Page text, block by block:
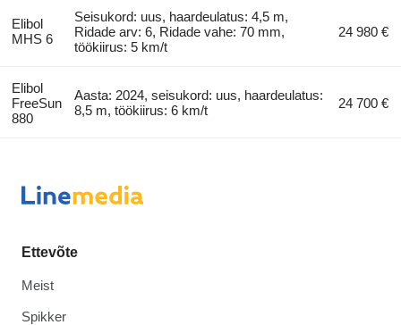
Elibol
MHS 6
Seisukord: uus, haardeulatus: 4,5 m,
Ridade arv: 6, Ridade vahe: 70 mm,
töökiirus: 5 km/t
24 980 €
Elibol
FreeSun
880
Aasta: 2024, seisukord: uus, haardeulatus:
8,5 m, töökiirus: 6 km/t
24 700 €
Ettevõte
Meist
Spikker